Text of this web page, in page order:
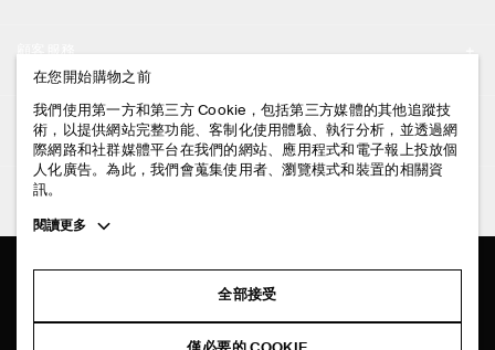
登入 / 註冊
聯絡我們
配送說明
付款說明
退貨及退款說明
常見問題
法律資訊
隱私權政策
條款與細則
追蹤COS
在您開始購物之前
我們使用第一方和第三方 Cookie，包括第三方媒體的其他追蹤技
術，以提供網站完整功能、客制化使用體驗、執行分析，並透過網
際網路和社群媒體平台在我們的網站、應用程式和電子報上投放個
人化廣告。為此，我們會蒐集使用者、瀏覽模式和裝置的相關資
訊。
Toggle
閱讀更多
全部接受